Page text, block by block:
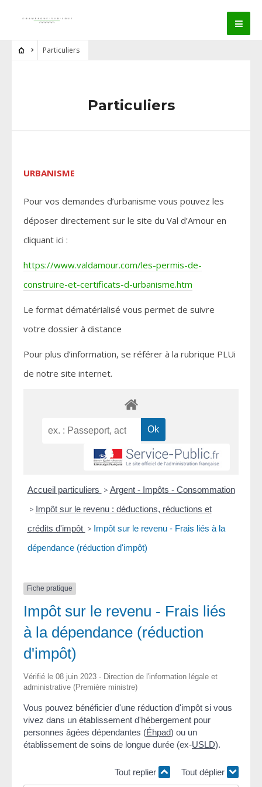
Particuliers
Particuliers
URBANISME
Pour vos demandes d’urbanisme vous pouvez les
déposer directement sur le site du Val d’Amour en
cliquant ici :
https://www.valdamour.com/les-permis-de-
construire-et-certificats-d-urbanisme.htm
Le format dématérialisé vous permet de suivre
votre dossier à distance
Pour plus d’information, se référer à la rubrique PLUi
de notre site internet.
Accueil particuliers > Argent - Impôts - Consommation
> Impôt sur le revenu : déductions, réductions et
crédits d'impôt > Impôt sur le revenu - Frais liés à la
dépendance (réduction d'impôt)
Fiche pratique
Impôt sur le revenu - Frais liés
à la dépendance (réduction
d'impôt)
Vérifié le 08 juin 2023 - Direction de l'information légale et
administrative (Première ministre)
Vous pouvez bénéficier d'une réduction d'impôt si vous
vivez dans un établissement d'hébergement pour
personnes âgées dépendantes (Éhpad) ou un
établissement de soins de longue durée (ex-USLD).
Tout replier Tout déplier